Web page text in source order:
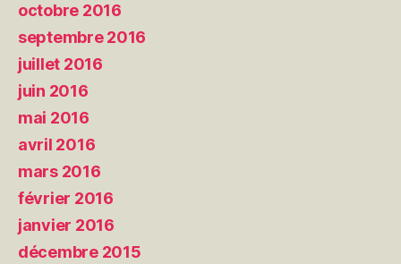
octobre 2016
septembre 2016
juillet 2016
juin 2016
mai 2016
avril 2016
mars 2016
février 2016
janvier 2016
décembre 2015